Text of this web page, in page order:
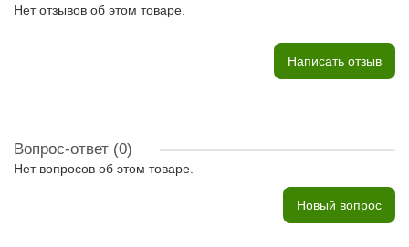
Нет отзывов об этом товаре.
Написать отзыв
Вопрос-ответ (0)
Нет вопросов об этом товаре.
Новый вопрос